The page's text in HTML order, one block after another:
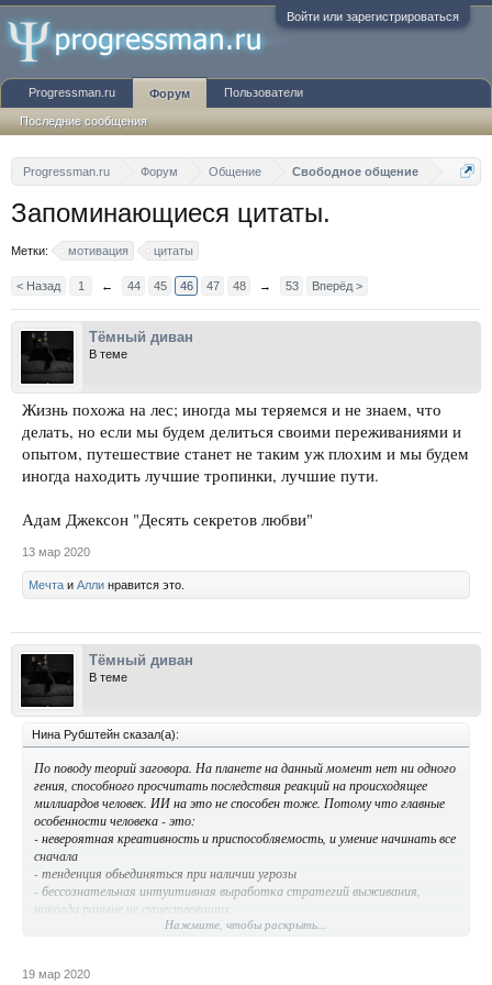
Войти или зарегистрироваться
Progressman.ru Форум Общение Свободное общение
Запоминающиеся цитаты.
Метки: мотивация цитаты
< Назад 1 ← 44 45 46 47 48 → 53 Вперёд >
Тёмный диван
В теме
Жизнь похожа на лес; иногда мы теряемся и не знаем, что
делать, но если мы будем делиться своими переживаниями и
опытом, путешествие станет не таким уж плохим и мы будем
иногда находить лучшие тропинки, лучшие пути.
Адам Джексон "Десять секретов любви"
13 мар 2020
Мечта и Алли нравится это.
Тёмный диван
В теме
Нина Рубштейн сказал(а):
По поводу теорий заговора. На планете на данный момент нет ни одного
гения, способного просчитать последствия реакций на происходящее
миллиардов человек. ИИ на это не способен тоже. Потому что главные
особенности человека - это:
- невероятная креативность и приспособляемость, и умение начинать все
сначала
- тенденция обьединяться при наличии угрозы
- бессознательная интуитивная выработка стратегий выживания,
никогда раньше не существоваших
- плюс на данный момент - очень высокий уровень дифференциации
сообщества, и особенно - в ситуации стресса. И этот процент сильно
Нажмите, чтобы раскрыть...
19 мар 2020
Progressman.ru Форум
Последние сообщения
Пользователи